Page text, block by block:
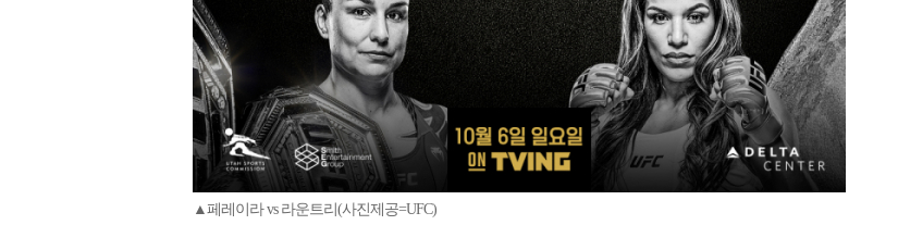
▲페레이라 vs 라운트리(사진제공=UFC)